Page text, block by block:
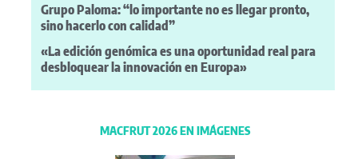
Grupo Paloma: “lo importante no es llegar pronto,
sino hacerlo con calidad”
«La edición genómica es una oportunidad real para
desbloquear la innovación en Europa»
MACFRUT 2026 EN IMÁGENES